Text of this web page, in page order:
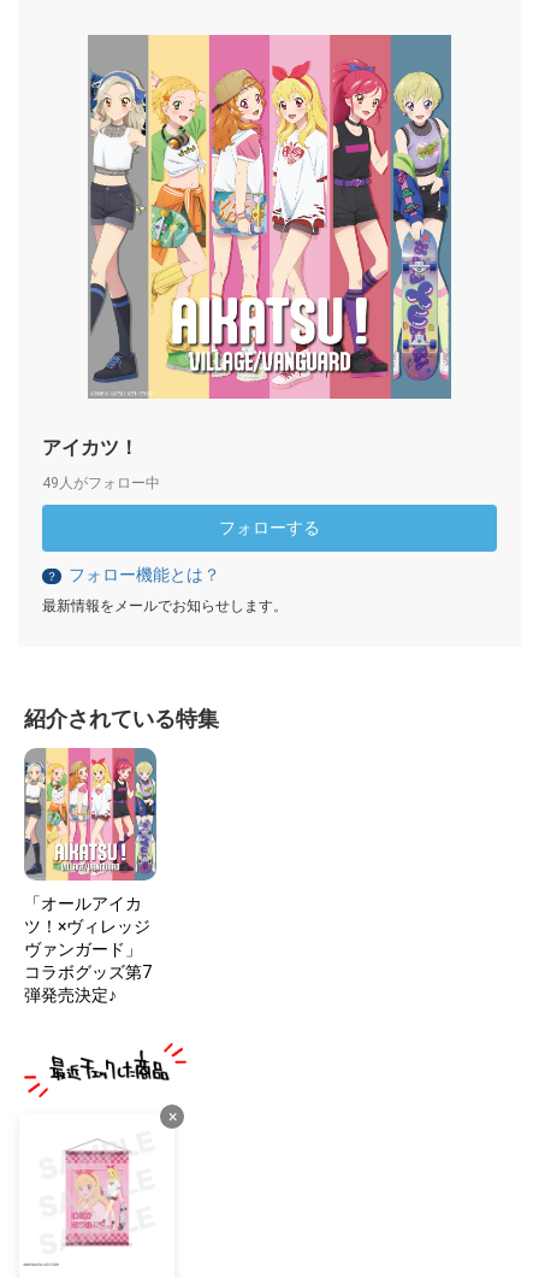
アイカツ！
49人がフォロー中
フォローする
？ フォロー機能とは？
最新情報をメールでお知らせします。
紹介されている特集
「オールアイカ
ツ！×ヴィレッジ
ヴァンガード」
コラボグッズ第7
弾発売決定♪
×